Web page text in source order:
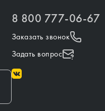
8 800 777-06-67
Заказать звонок
Задать вопрос